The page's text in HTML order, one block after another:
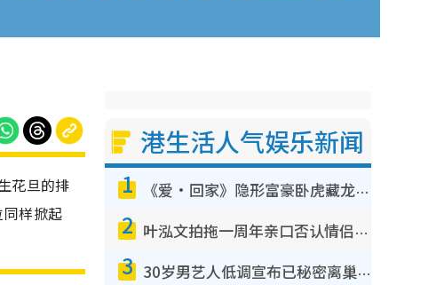
花旦的排
样掀起
港生活人气娱乐新闻
1 《爱·回家》隐形富豪卧虎藏龙！盘点12位财气逼人的有钱艺人：这位美女3亿身家不愁做
2 叶泓文拍拖一周年亲口否认情侣关系？！被质疑感情造假竟称GM“普通同事”
3 30岁男艺人低调宣布已秘密离巢！人气急跌变失踪人口：“这几年过得并不容易”